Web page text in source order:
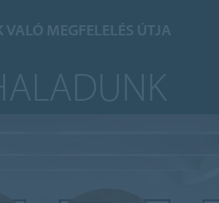
MEGFELELÉS ÚTJA